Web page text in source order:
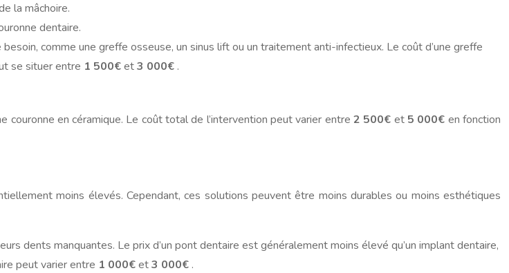
la mâchoire.
dentaire.
comme une greffe osseuse, un sinus lift ou un traitement anti-infectieux. Le coût d’une greffe
se situer entre 1 500€et3 000€ .
couronne en céramique. Le coût total de l’intervention peut varier entre2 500€ et 5 000€ en fonction
moins élevés. Cependant, ces solutions peuvent être moins durables ou moins esthétiques
dents manquantes. Le prix d’un pont dentaire est généralement moins élevé qu’un implant dentaire,
peut varier entre 1 000€et3 000€ .